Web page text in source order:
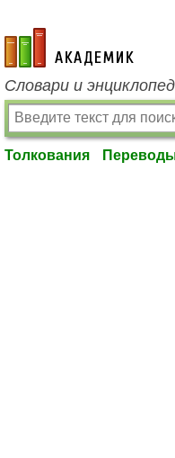
academic.ru
Словари и
Толкования